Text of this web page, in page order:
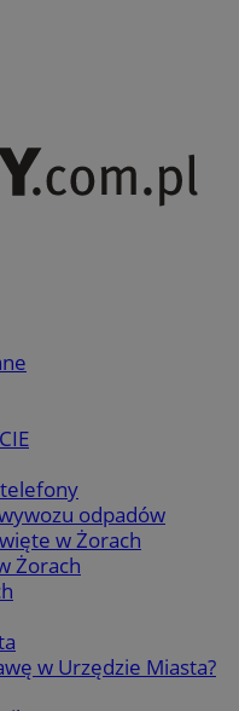
odpadów
w Żorach
Żorach
w Urzędzie Miasta?